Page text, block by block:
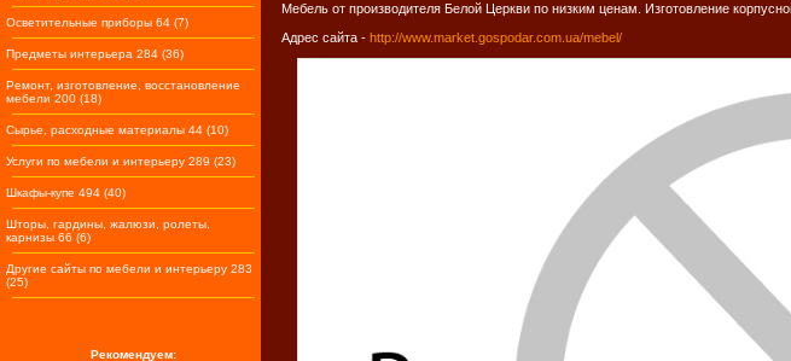
Осветительные приборы 64 (7)
Предметы интерьера 284 (36)
Ремонт, изготовление, восстановление
мебели 200 (18)
Сырье, расходные материалы 44 (10)
Услуги по мебели и интерьеру 289 (23)
Шкафы-купе 494 (40)
Шторы, гардины, жалюзи, ролеты,
карнизы 66 (6)
Другие сайты по мебели и интерьеру 283
(25)
Рекомендуем:
Мебель от производителя Белой Церкви по низким ценам. Изготовление
Адрес сайта - http://www.market.gospodar.com.ua/mebel/